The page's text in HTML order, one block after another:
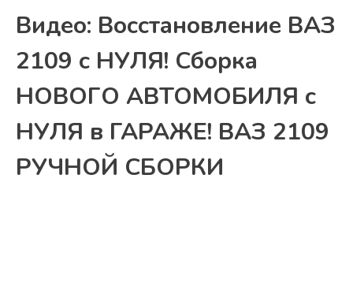
Видео: Восстановление ВАЗ
2109 с НУЛЯ! Сборка
НОВОГО АВТОМОБИЛЯ c
НУЛЯ в ГАРАЖЕ! ВАЗ 2109
РУЧНОЙ СБОРКИ